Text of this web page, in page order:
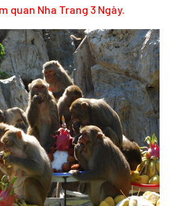
Nha Trang 3 Ngày.